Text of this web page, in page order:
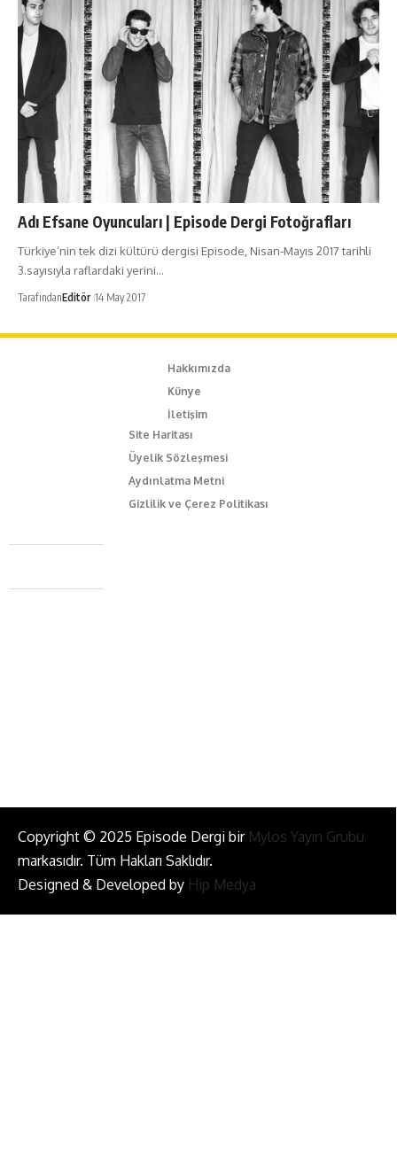
Adı Efsane Oyuncuları | Episode Dergi Fotoğrafları
Türkiye’nin tek dizi kültürü dergisi Episode, Nisan-Mayıs 2017 tarihli
3.sayısıyla raflardaki yerini…
TarafındanEditör 14 May 2017
Hakkımızda
Künye
İletişim
Site Haritası
Üyelik Sözleşmesi
Aydınlatma Metni
Gizlilik ve Çerez Politikası
Caferağa Mah. Dr. Şakir Paşa Sok. No3/A Kadıköy İstanbul
+90 543 345 46 00
Copyright © 2025 Episode Dergi bir Mylos Yayın Grubu
markasıdır. Tüm Hakları Saklıdır.
Designed & Developed by Hip Medya